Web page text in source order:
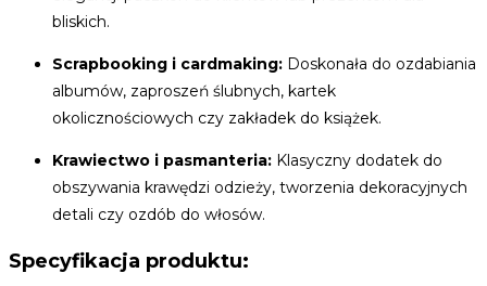
bliskich.
Scrapbooking i cardmaking: Doskonała do ozdabiania
albumów, zaproszeń ślubnych, kartek
okolicznościowych czy zakładek do książek.
Krawiectwo i pasmanteria: Klasyczny dodatek do
obszywania krawędzi odzieży, tworzenia dekoracyjnych
detali czy ozdób do włosów.
Specyfikacja produktu: